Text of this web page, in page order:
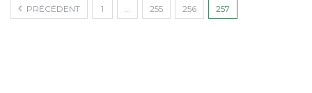
PRÉCÉDENT 1 255 256 257